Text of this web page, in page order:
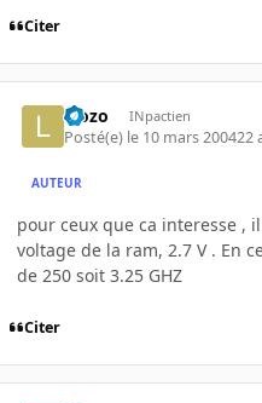
Citer
l3ozo INpactien
Posté(e) le 10 mars 200422
AUTEUR
pour ceux que ca interesse ,
voltage de la ram, 2.7 V . En
de 250 soit 3.25 GHZ
Citer